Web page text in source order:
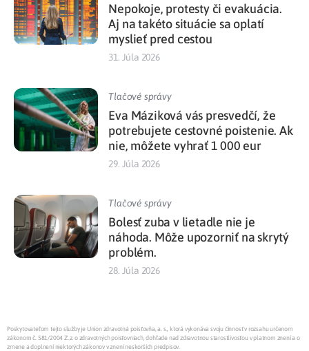
Nepokoje, protesty či evakuácia.
Aj na takéto situácie sa oplatí
myslieť pred cestou
31. Júla 2026
Tlačové správy
Eva Máziková vás presvedčí, že
potrebujete cestovné poistenie. Ak
nie, môžete vyhrať 1 000 eur
29. Júla 2026
Tlačové správy
Bolesť zuba v lietadle nie je
náhoda. Môže upozorniť na skrytý
problém.
28. Júla 2026
Poskytovateľom tejto služby je Union zdravotná poisťovňa, a. s., ktorá vykonáva svoju činnosť v rozsahu určenom
zákonom č. 581/2004 Z.z. o zdravotných poisťovniach, dohľade nad zdravotnou starostlivosťou v platnom znení a o
zmene a doplnení niektorých zákonov v znení neskorších predpisov.